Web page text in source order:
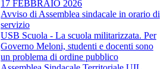
17 FEBBRAIO 2026
Avviso di Assemblea sindacale in orario di
servizio
USB Scuola - La scuola militarizzata. Per
Governo Meloni, studenti e docenti sono
un problema di ordine pubblico